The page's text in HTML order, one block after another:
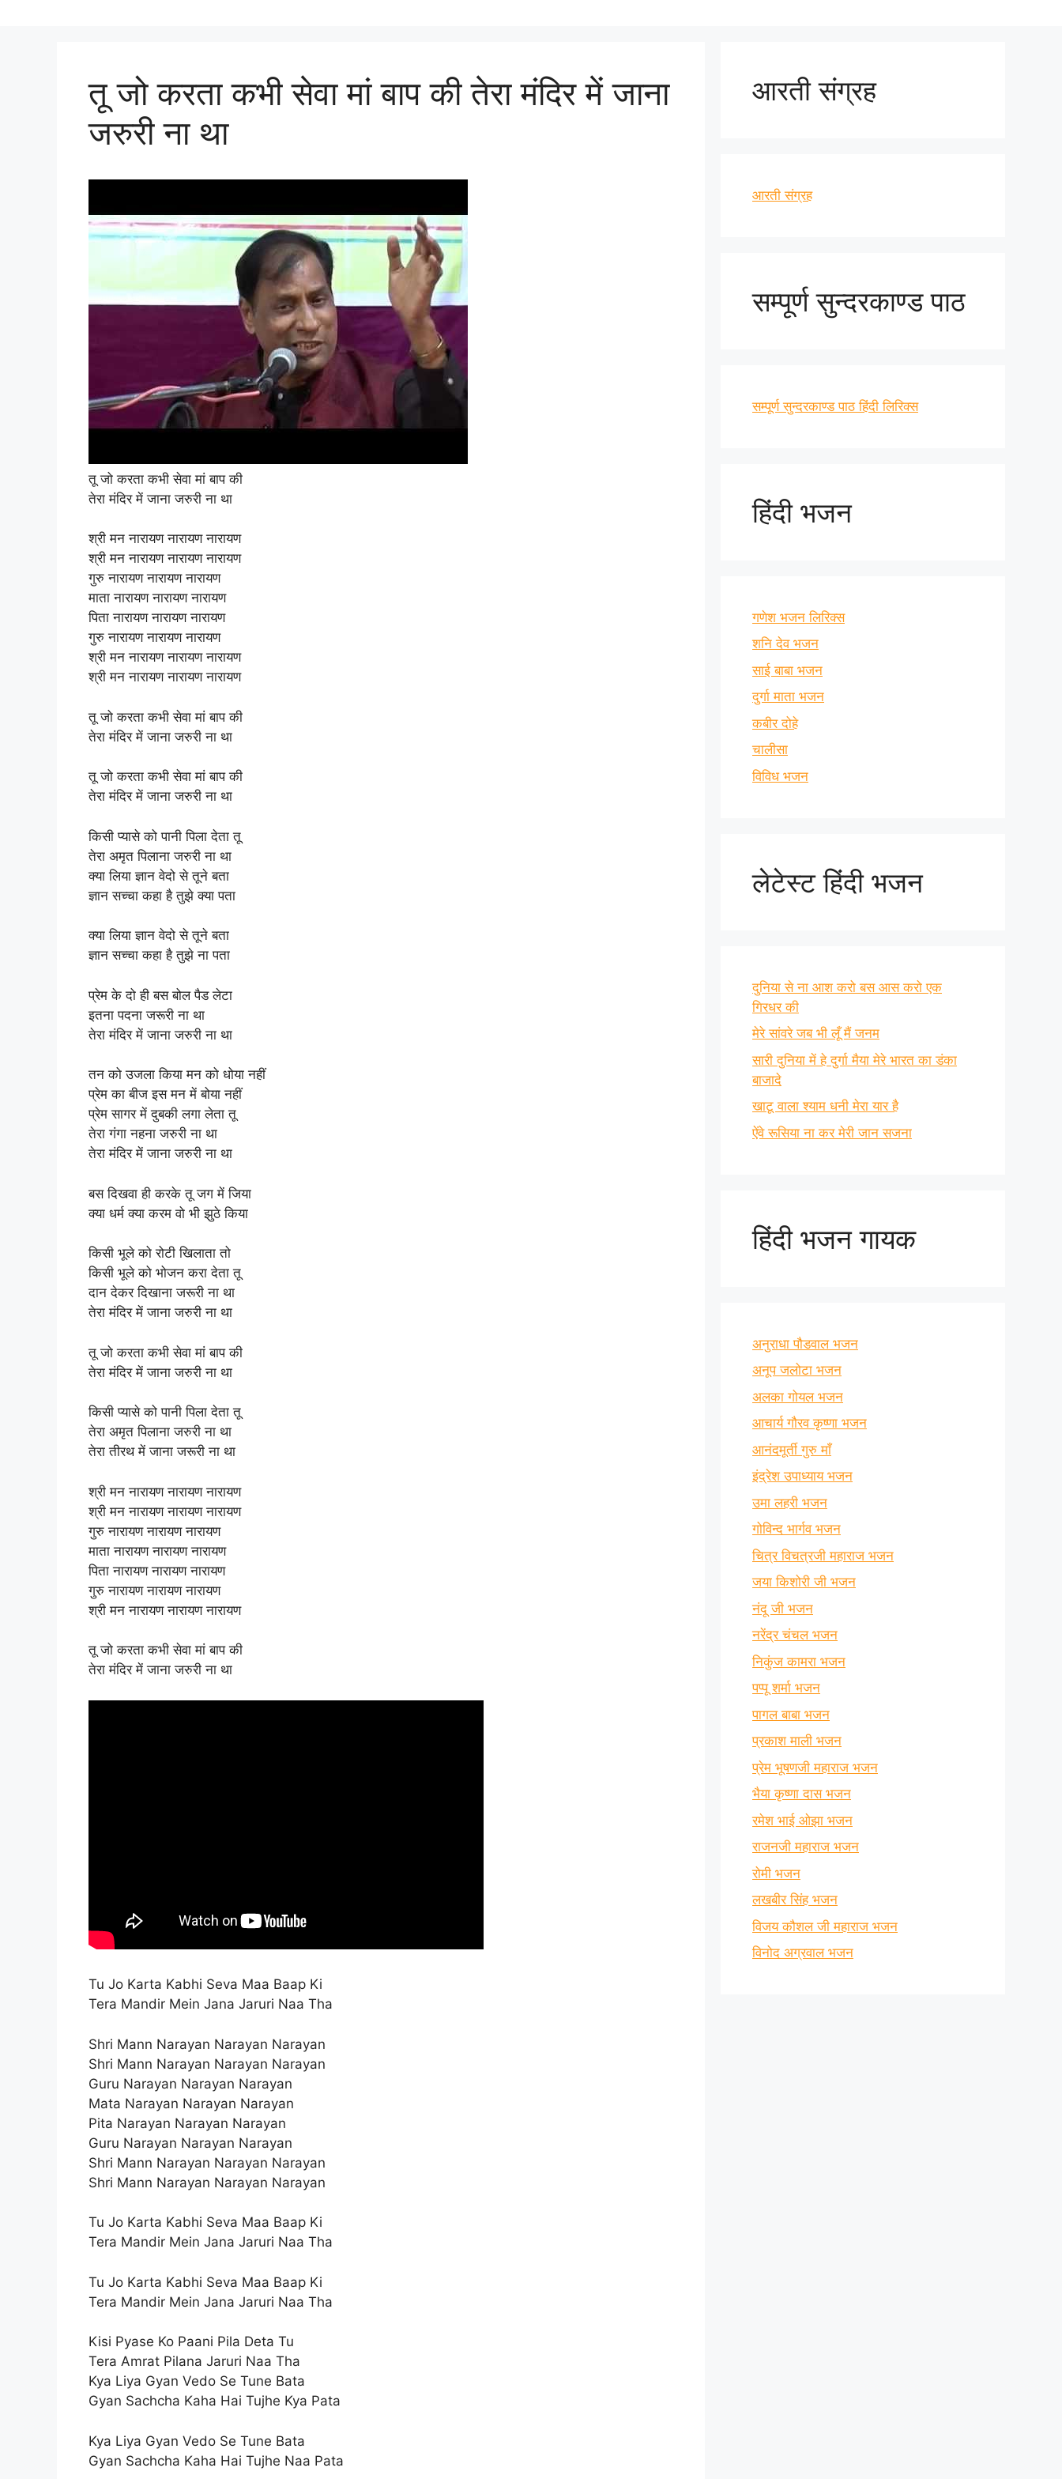
तू जो करता कभी सेवा मां बाप की तेरा मंदिर में जाना
जरुरी ना था
तू जो करता कभी सेवा मां बाप की
तेरा मंदिर में जाना जरुरी ना था
श्री मन नारायण नारायण नारायण
श्री मन नारायण नारायण नारायण
गुरु नारायण नारायण नारायण
माता नारायण नारायण नारायण
पिता नारायण नारायण नारायण
गुरु नारायण नारायण नारायण
श्री मन नारायण नारायण नारायण
श्री मन नारायण नारायण नारायण
तू जो करता कभी सेवा मां बाप की
तेरा मंदिर में जाना जरुरी ना था
तू जो करता कभी सेवा मां बाप की
तेरा मंदिर में जाना जरुरी ना था
किसी प्यासे को पानी पिला देता तू
तेरा अमृत पिलाना जरुरी ना था
क्या लिया ज्ञान वेदो से तूने बता
ज्ञान सच्चा कहा है तुझे क्या पता
क्या लिया ज्ञान वेदो से तूने बता
ज्ञान सच्चा कहा है तुझे ना पता
प्रेम के दो ही बस बोल पैड लेटा
इतना पदना जरूरी ना था
तेरा मंदिर में जाना जरुरी ना था
तन को उजला किया मन को धोया नहीं
प्रेम का बीज इस मन में बोया नहीं
प्रेम सागर में दुबकी लगा लेता तू
तेरा गंगा नहना जरुरी ना था
तेरा मंदिर में जाना जरुरी ना था
बस दिखवा ही करके तू जग में जिया
क्या धर्म क्या करम वो भी झुठे किया
किसी भूले को रोटी खिलाता तो
किसी भूले को भोजन करा देता तू
दान देकर दिखाना जरूरी ना था
तेरा मंदिर में जाना जरुरी ना था
तू जो करता कभी सेवा मां बाप की
तेरा मंदिर में जाना जरुरी ना था
किसी प्यासे को पानी पिला देता तू
तेरा अमृत पिलाना जरुरी ना था
तेरा तीरथ में जाना जरूरी ना था
श्री मन नारायण नारायण नारायण
श्री मन नारायण नारायण नारायण
गुरु नारायण नारायण नारायण
माता नारायण नारायण नारायण
पिता नारायण नारायण नारायण
गुरु नारायण नारायण नारायण
श्री मन नारायण नारायण नारायण
तू जो करता कभी सेवा मां बाप की
तेरा मंदिर में जाना जरुरी ना था
Tu Jo Karta Kabhi Seva Maa Baap Ki
Tera Mandir Mein Jana Jaruri Naa Tha
Shri Mann Narayan Narayan Narayan
Shri Mann Narayan Narayan Narayan
Guru Narayan Narayan Narayan
Mata Narayan Narayan Narayan
Pita Narayan Narayan Narayan
Guru Narayan Narayan Narayan
Shri Mann Narayan Narayan Narayan
Shri Mann Narayan Narayan Narayan
Tu Jo Karta Kabhi Seva Maa Baap Ki
Tera Mandir Mein Jana Jaruri Naa Tha
Tu Jo Karta Kabhi Seva Maa Baap Ki
Tera Mandir Mein Jana Jaruri Naa Tha
Kisi Pyase Ko Paani Pila Deta Tu
Tera Amrat Pilana Jaruri Naa Tha
Kya Liya Gyan Vedo Se Tune Bata
Gyan Sachcha Kaha Hai Tujhe Kya Pata
Kya Liya Gyan Vedo Se Tune Bata
Gyan Sachcha Kaha Hai Tujhe Naa Pata
आरती संग्रह
आरती संग्रह
सम्पूर्ण सुन्दरकाण्ड पाठ
सम्पूर्ण सुन्दरकाण्ड पाठ हिंदी लिरिक्स
हिंदी भजन
गणेश भजन लिरिक्स
शनि देव भजन
साई बाबा भजन
दुर्गा माता भजन
कबीर दोहे
चालीसा
विविध भजन
लेटेस्ट हिंदी भजन
दुनिया से ना आश करो बस आस करो एक
गिरधर की
मेरे सांवरे जब भी लूँ मैं जनम
सारी दुनिया में हे दुर्गा मैया मेरे भारत का डंका
बाजादे
खाटू वाला श्याम धनी मेरा यार है
ऐंवे रूसिया ना कर मेरी जान सजना
हिंदी भजन गायक
अनुराधा पौडवाल भजन
अनूप जलोटा भजन
अलका गोयल भजन
आचार्य गौरव कृष्णा भजन
आनंदमूर्ती गुरु माँ
इंद्रेश उपाध्याय भजन
उमा लहरी भजन
गोविन्द भार्गव भजन
चित्र विचत्रजी महाराज भजन
जया किशोरी जी भजन
नंदू जी भजन
नरेंद्र चंचल भजन
निकुंज कामरा भजन
पप्पू शर्मा भजन
पागल बाबा भजन
प्रकाश माली भजन
प्रेम भूषणजी महाराज भजन
भैया कृष्णा दास भजन
रमेश भाई ओझा भजन
राजनजी महाराज भजन
रोमी भजन
लखबीर सिंह भजन
विजय कौशल जी महाराज भजन
विनोद अग्रवाल भजन